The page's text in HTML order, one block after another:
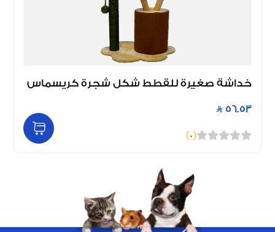
خداشة صغيرة للقطط شكل شجرة كريسماس
56.53
(
0
)